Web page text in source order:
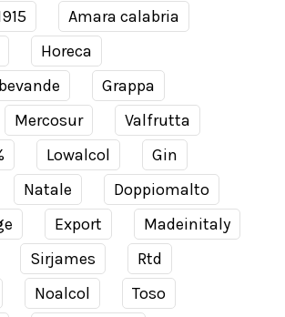
Amara calabria
Horeca
Grappa
Mercosur
Valfrutta
Lowalcol
Gin
Natale
Doppiomalto
Export
Madeinitaly
Sirjames
Rtd
Noalcol
Toso